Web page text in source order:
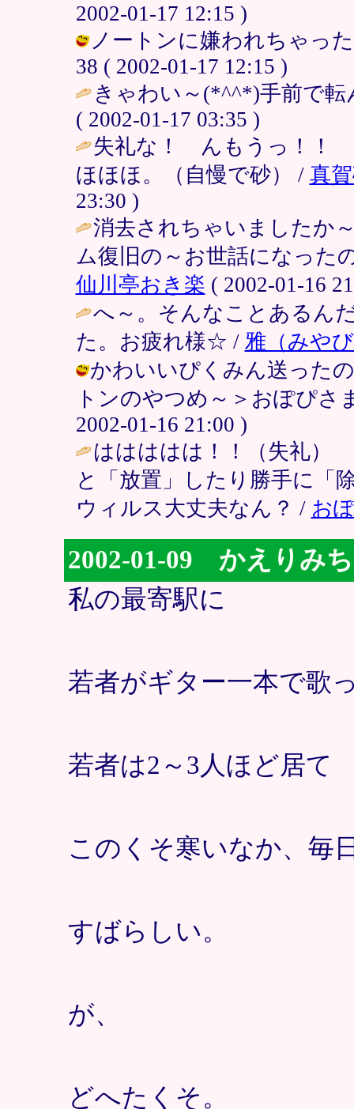
2002-01-17 12:15 )
ノートンに嫌われちゃっ
38 ( 2002-01-17 12:15 )
きゃわい～(*^^*)手前で
( 2002-01-17 03:35 )
失礼な！ んもうっ！！
ほほほ。（自慢で砂） / 真
23:30 )
消去されちゃいました
ム復旧の～お世話になった
仙川亭おき楽 ( 2002-01-16
へ～。そんなことあるん
た。お疲れ様☆ / 雅（みや
かわいいぴくみん送った
トンのやつめ～＞おぽぴさ
2002-01-16 21:00 )
ははははは！！（失礼）
と「放置」したり勝手に
ウィルス大丈夫なん？ / お
2002-01-09 かえりみち
私の最寄駅に
若者がギター一本で歌
若者は2～3人ほど居て
このくそ寒いなか、毎
すばらしい。
が、
どへたくそ。